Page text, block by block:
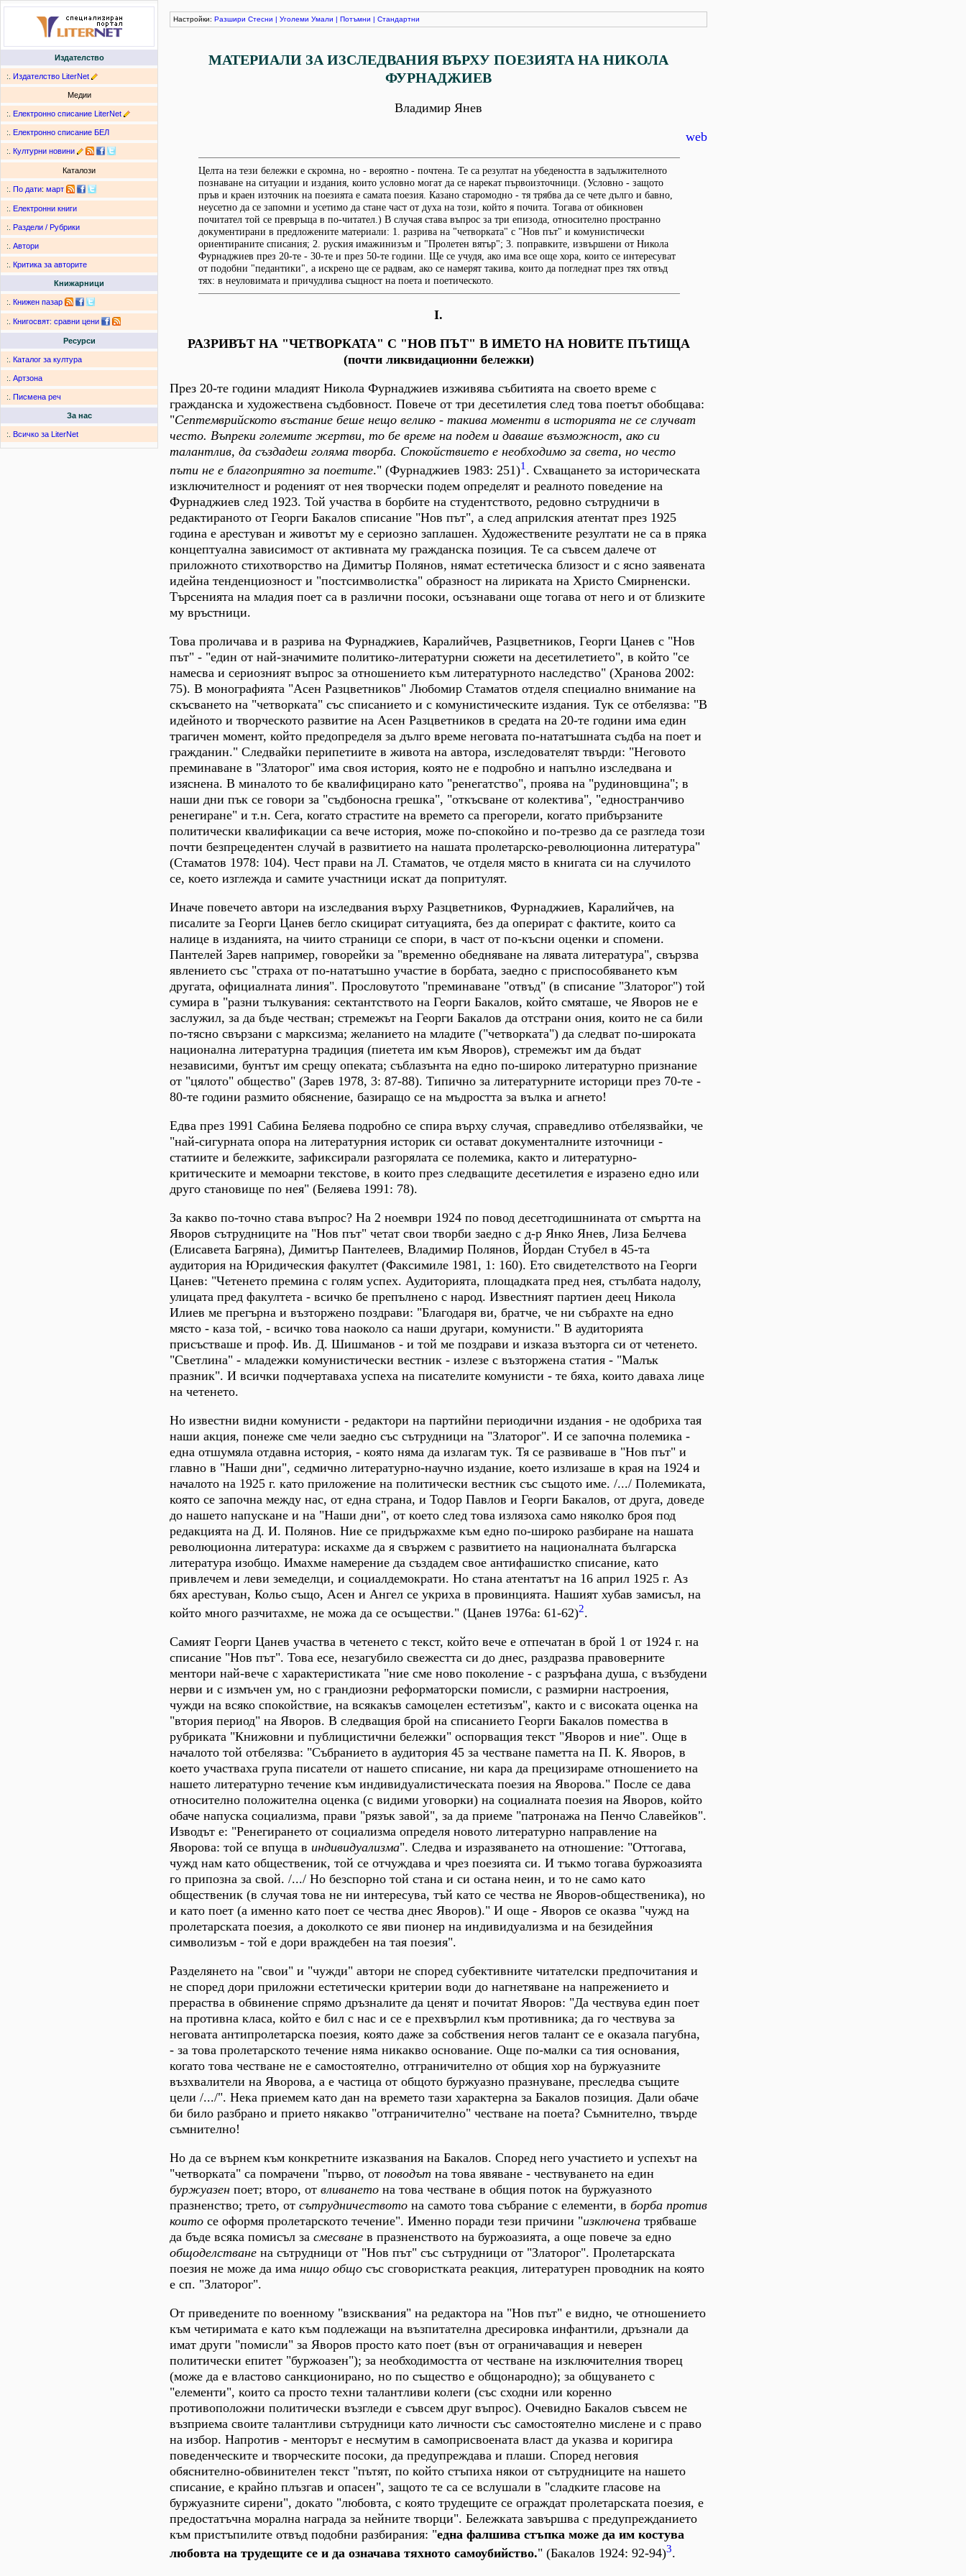
Издателство
:. Издателство LiterNet
Медии
:. Електронно списание LiterNet
:. Електронно списание БЕЛ
:. Културни новини
Каталози
:. По дати: март
:. Електронни книги
:. Раздели / Рубрики
:. Автори
:. Критика за авторите
Книжарници
:. Книжен пазар
:. Книгосвят: сравни цени
Ресурси
:. Каталог за култура
:. Артзона
:. Писмена реч
За нас
:. Всичко за LiterNet
Настройки: Разшири Стесни | Уголеми Умали | Потъмни | Стандартни
МАТЕРИАЛИ ЗА ИЗСЛЕДВАНИЯ ВЪРХУ ПОЕЗИЯТА НА НИКОЛА
ФУРНАДЖИЕВ
Владимир Янев
web
Целта на тези бележки е скромна, но - вероятно - почтена. Те са резултат на убедеността в задължителното
познаване на ситуации и издания, които условно могат да се нарекат първоизточници. (Условно - защото
пръв и краен източник на поезията е самата поезия. Казано старомодно - тя трябва да се чете дълго и бавно,
неусетно да се запомни и усетимо да стане част от духа на този, който я почита. Тогава от обикновен
почитател той се превръща в по-читател.) В случая става въпрос за три епизода, относително пространно
документирани в предложените материали: 1. разрива на "четворката" с "Нов път" и комунистически
ориентираните списания; 2. руския имажинизъм и "Пролетен вятър"; 3. поправките, извършени от Никола
Фурнаджиев през 20-те - 30-те и през 50-те години. Ще се учудя, ако има все още хора, които се интересуват
от подобни "педантики", а искрено ще се радвам, ако се намерят такива, които да погледнат през тях отвъд
тях: в неуловимата и причудлива същност на поета и поетическото.
І.
РАЗРИВЪТ НА "ЧЕТВОРКАТА" С "НОВ ПЪТ" В ИМЕТО НА НОВИТЕ ПЪТИЩА
(почти ликвидационни бележки)
През 20-те години младият Никола Фурнаджиев изживява събитията на своето време с
гражданска и художествена съдбовност. Повече от три десетилетия след това поетът обобщава:
"Септемврийското въстание беше нещо велико - такива моменти в историята не се случват
често. Въпреки големите жертви, то бе време на подем и даваше възможност, ако си
талантлив, да създадеш голяма творба. Спокойствието е необходимо за света, но често
пъти не е благоприятно за поетите." (Фурнаджиев 1983: 251)1 . Схващането за историческата
изключителност и роденият от нея творчески подем определят и реалното поведение на
Фурнаджиев след 1923. Той участва в борбите на студентството, редовно сътрудничи в
редактираното от Георги Бакалов списание "Нов път", а след априлския атентат през 1925
година е арестуван и животът му е сериозно заплашен. Художествените резултати не са в пряка
концептуална зависимост от активната му гражданска позиция. Те са съвсем далече от
приложното стихотворство на Димитър Полянов, нямат естетическа близост и с ясно заявената
идейна тенденциозност и "постсимволистка" образност на лириката на Христо Смирненски.
Търсенията на младия поет са в различни посоки, осъзнавани още тогава от него и от близките
му връстници.
Това проличава и в разрива на Фурнаджиев, Каралийчев, Разцветников, Георги Цанев с "Нов
път" - "един от най-значимите политико-литературни сюжети на десетилетието", в който "се
намесва и сериозният въпрос за отношението към литературното наследство" (Хранова 2002:
75). В монографията "Асен Разцветников" Любомир Стаматов отделя специално внимание на
скъсването на "четворката" със списанието и с комунистическите издания. Тук се отбелязва: "В
идейното и творческото развитие на Асен Разцветников в средата на 20-те години има един
трагичен момент, който предопределя за дълго време неговата по-нататъшната съдба на поет и
гражданин." Следвайки перипетиите в живота на автора, изследователят твърди: "Неговото
преминаване в "Златорог" има своя история, която не е подробно и напълно изследвана и
изяснена. В миналото то бе квалифицирано като "ренегатство", проява на "рудиновщина"; в
наши дни пък се говори за "съдбоносна грешка", "откъсване от колектива", "едностранчиво
ренегиране" и т.н. Сега, когато страстите на времето са прегорели, когато прибързаните
политически квалификации са вече история, може по-спокойно и по-трезво да се разгледа този
почти безпрецедентен случай в развитието на нашата пролетарско-революционна литература"
(Стаматов 1978: 104). Чест прави на Л. Стаматов, че отделя място в книгата си на случилото
се, което изглежда и самите участници искат да попритулят.
Иначе повечето автори на изследвания върху Разцветников, Фурнаджиев, Каралийчев, на
писалите за Георги Цанев бегло скицират ситуацията, без да оперират с фактите, които са
налице в изданията, на чиито страници се спори, в част от по-късни оценки и спомени.
Пантелей Зарев например, говорейки за "временно обедняване на лявата литература", свързва
явлението със "страха от по-нататъшно участие в борбата, заедно с приспособяването към
другата, официалната линия". Прословутото "преминаване "отвъд" (в списание "Златорог") той
сумира в "разни тълкувания: сектантството на Георги Бакалов, който смяташе, че Яворов не е
заслужил, за да бъде честван; стремежът на Георги Бакалов да отстрани ония, които не са били
по-тясно свързани с марксизма; желанието на младите ("четворката") да следват по-широката
национална литературна традиция (пиетета им към Яворов), стремежът им да бъдат
независими, бунтът им срещу опеката; съблазънта на едно по-широко литературно признание
от "цялото" общество" (Зарев 1978, 3: 87-88). Типично за литературните историци през 70-те -
80-те години размито обяснение, базиращо се на мъдростта за вълка и агнето!
Едва през 1991 Сабина Беляева подробно се спира върху случая, справедливо отбелязвайки, че
"най-сигурната опора на литературния историк си остават документалните източници -
статиите и бележките, зафиксирали разгорялата се полемика, както и литературно-
критическите и мемоарни текстове, в които през следващите десетилетия е изразено едно или
друго становище по нея" (Беляева 1991: 78).
За какво по-точно става въпрос? На 2 ноември 1924 по повод десетгодишнината от смъртта на
Яворов сътрудниците на "Нов път" четат свои творби заедно с д-р Янко Янев, Лиза Белчева
(Елисавета Багряна), Димитър Пантелеев, Владимир Полянов, Йордан Стубел в 45-та
аудитория на Юридическия факултет (Факсимиле 1981, 1: 160). Ето свидетелството на Георги
Цанев: "Четенето премина с голям успех. Аудиторията, площадката пред нея, стълбата надолу,
улицата пред факултета - всичко бе препълнено с народ. Известният партиен деец Никола
Илиев ме прегърна и възторжено поздрави: "Благодаря ви, братче, че ни събрахте на едно
място - каза той, - всичко това наоколо са наши другари, комунисти." В аудиторията
присъстваше и проф. Ив. Д. Шишманов - и той ме поздрави и изказа възторга си от четенето.
"Светлина" - младежки комунистически вестник - излезе с възторжена статия - "Малък
празник". И всички подчертаваха успеха на писателите комунисти - те бяха, които даваха лице
на четенето.
Но известни видни комунисти - редактори на партийни периодични издания - не одобриха тая
наши акция, понеже сме чели заедно със сътрудници на "Златорог". И се започна полемика -
една отшумяла отдавна история, - която няма да излагам тук. Тя се развиваше в "Нов път" и
главно в "Наши дни", седмично литературно-научно издание, което излизаше в края на 1924 и
началото на 1925 г. като приложение на политически вестник със същото име. /.../ Полемиката,
която се започна между нас, от една страна, и Тодор Павлов и Георги Бакалов, от друга, доведе
до нашето напускане и на "Наши дни", от което след това излязоха само няколко броя под
редакцията на Д. И. Полянов. Ние се придържахме към едно по-широко разбиране на нашата
революционна литература: искахме да я свържем с развитието на националната българска
литература изобщо. Имахме намерение да създадем свое антифашистко списание, като
привлечем и леви земеделци, и социалдемократи. Но стана атентатът на 16 април 1925 г. Аз
бях арестуван, Кольо също, Асен и Ангел се укриха в провинцията. Нашият хубав замисъл, на
който много разчитахме, не можа да се осъществи." (Цанев 1976а: 61-62)2.
Самият Георги Цанев участва в четенето с текст, който вече е отпечатан в брой 1 от 1924 г. на
списание "Нов път". Това есе, незагубило свежестта си до днес, раздразва правоверните
ментори най-вече с характеристиката "ние сме ново поколение - с разръфана душа, с възбудени
нерви и с измъчен ум, но с грандиозни реформаторски помисли, с размирни настроения,
чужди на всяко спокойствие, на всякакъв самоцелен естетизъм", както и с високата оценка на
"втория период" на Яворов. В следващия брой на списанието Георги Бакалов помества в
рубриката "Книжовни и публицистични бележки" оспорващия текст "Яворов и ние". Още в
началото той отбелязва: "Събранието в аудитория 45 за честване паметта на П. К. Яворов, в
което участваха група писатели от нашето списание, ни кара да прецизираме отношението на
нашето литературно течение към индивидуалистическата поезия на Яворова." После се дава
относително положителна оценка (с видими уговорки) на социалната поезия на Яворов, който
обаче напуска социализма, прави "рязък завой", за да приеме "патронажа на Пенчо Славейков".
Изводът е: "Ренегирането от социализма определя новото литературно направление на
Яворова: той се впуща в индивидуализма". Следва и изразяването на отношение: "Оттогава,
чужд нам като общественик, той се отчуждава и чрез поезията си. И тъкмо тогава буржоазията
го припозна за свой. /.../ Но безспорно той стана и си остана неин, и то не само като
общественик (в случая това не ни интересува, тъй като се чества не Яворов-общественика), но
и като поет (а именно като поет се чества днес Яворов)." И още - Яворов се оказва "чужд на
пролетарската поезия, а доколкото се яви пионер на индивидуализма и на безидейния
символизъм - той е дори враждебен на тая поезия".
Разделянето на "свои" и "чужди" автори не според субективните читателски предпочитания и
не според дори приложни естетически критерии води до нагнетяване на напрежението и
прераства в обвинение спрямо дръзналите да ценят и почитат Яворов: "Да чествува един поет
на противна класа, който е бил с нас и се е прехвърлил към противника; да го чествува за
неговата антипролетарска поезия, която даже за собствения негов талант се е оказала пагубна,
- за това пролетарското течение няма никакво основание. Още по-малки са тия основания,
когато това честване не е самостоятелно, отграничително от общия хор на буржуазните
възхвалители на Яворова, а е частица от общото буржуазно празнуване, преследва същите
цели /.../". Нека приемем като дан на времето тази характерна за Бакалов позиция. Дали обаче
би било разбрано и прието някакво "отграничително" честване на поета? Съмнително, твърде
съмнително!
Но да се върнем към конкретните изказвания на Бакалов. Според него участието и успехът на
"четворката" са помрачени "първо, от поводът на това явяване - чествуването на един
буржуазен поет; второ, от вливането на това честване в общия поток на буржуазното
празненство; трето, от сътрудничеството на самото това събрание с елементи, в борба против
които се оформя пролетарското течение". Именно поради тези причини "изключена трябваше
да бъде всяка помисъл за смесване в празненството на буржоазията, а още повече за едно
общоделстване на сътрудници от "Нов път" със сътрудници от "Златорог". Пролетарската
поезия не може да има нищо общо със сговористката реакция, литературен проводник на която
е сп. "Златорог".
От приведените по военному "взисквания" на редактора на "Нов път" е видно, че отношението
към четиримата е като към подлежащи на възпитателна дресировка инфантили, дръзнали да
имат други "помисли" за Яворов просто като поет (вън от ограничаващия и неверен
политически епитет "буржоазен"); за необходимостта от честване на изключителния творец
(може да е властово санкционирано, но по същество е общонародно); за общуването с
"елементи", които са просто техни талантливи колеги (със сходни или коренно
противоположни политически възгледи е съвсем друг въпрос). Очевидно Бакалов съвсем не
възприема своите талантливи сътрудници като личности със самостоятелно мислене и с право
на избор. Напротив - менторът е несмутим в самоприсвоената власт да указва и коригира
поведенческите и творческите посоки, да предупреждава и плаши. Според неговия
обяснително-обвинителен текст "пътят, по който стъпиха някои от сътрудниците на нашето
списание, е крайно плъзгав и опасен", защото те са се вслушали в "сладките гласове на
буржуазните сирени", докато "любовта, с която трудещите се ограждат пролетарската поезия, е
предостатъчна морална награда за нейните творци". Бележката завършва с предупрежданието
към пристъпилите отвъд подобни разбирания: "една фалшива стъпка може да им костува
любовта на трудещите се и да означава тяхното самоубийство." (Бакалов 1924: 92-94)3.